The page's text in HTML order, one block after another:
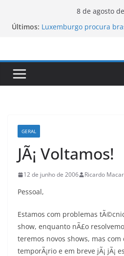
8 de agosto
Últimos: Luxemburgo procura
Luxemburgo e Canadá
GERAL
JÃ¡ Voltamos!
12 de junho de 2006 Ricardo
Pessoal,
Estamos com problemas
show, enquanto nÃ£o
teremos novos shows, mas
temporÃ¡rio e em breve jÃ¡ jÃ¡